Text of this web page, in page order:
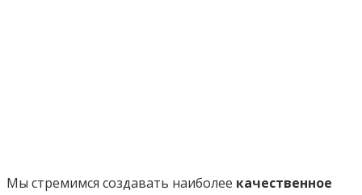
Мы стремимся создавать наиболее качественное